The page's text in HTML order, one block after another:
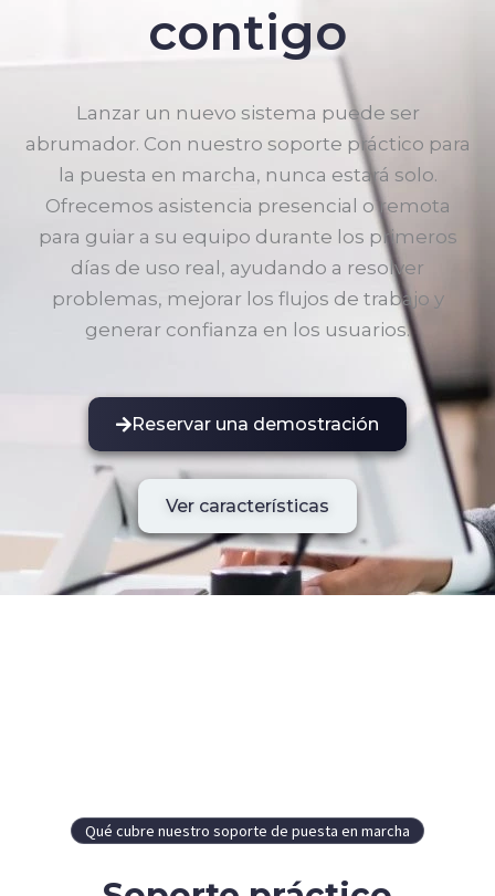
contigo
Lanzar un nuevo sistema puede ser
abrumador. Con nuestro soporte práctico para
la puesta en marcha, nunca estará solo.
Ofrecemos asistencia presencial o remota
para guiar a su equipo durante los primeros
días de uso real, ayudando a resolver
problemas, mejorar los flujos de trabajo y
generar confianza en los usuarios.
Reservar una demostración
Ver características
Qué cubre nuestro soporte de puesta en marcha